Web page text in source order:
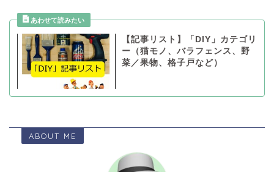
【記事リスト】「DIY」カテゴリ
ー（猫モノ、バラフェンス、野
菜／果物、格子戸など）
ABOUT ME